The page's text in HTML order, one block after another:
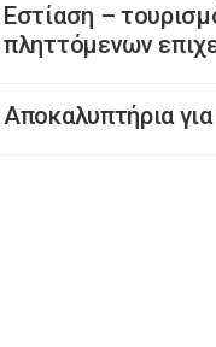
Εστίαση –
πληττόμενων
Αποκαλυπτήρια